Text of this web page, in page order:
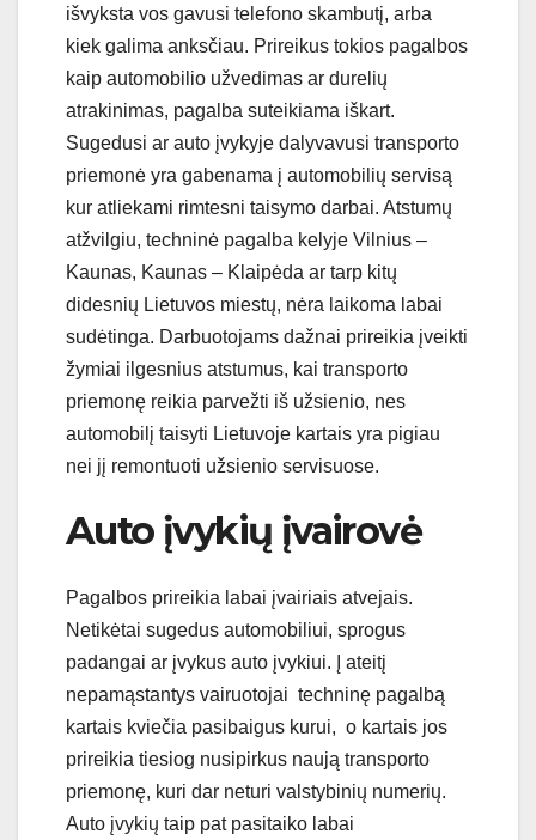
išvyksta vos gavusi telefono skambutį, arba
kiek galima anksčiau. Prireikus tokios pagalbos
kaip automobilio užvedimas ar durelių
atrakinimas, pagalba suteikiama iškart.
Sugedusi ar auto įvykyje dalyvavusi transporto
priemonė yra gabenama į automobilių servisą
kur atliekami rimtesni taisymo darbai. Atstumų
atžvilgiu, techninė pagalba kelyje Vilnius –
Kaunas, Kaunas – Klaipėda ar tarp kitų
didesnių Lietuvos miestų, nėra laikoma labai
sudėtinga. Darbuotojams dažnai prireikia įveikti
žymiai ilgesnius atstumus, kai transporto
priemonę reikia parvežti iš užsienio, nes
automobilį taisyti Lietuvoje kartais yra pigiau
nei jį remontuoti užsienio servisuose.
Auto įvykių įvairovė
Pagalbos prireikia labai įvairiais atvejais.
Netikėtai sugedus automobiliui, sprogus
padangai ar įvykus auto įvykiui. Į ateitį
nepamąstantys vairuotojai techninę pagalbą
kartais kviečia pasibaigus kurui, o kartais jos
prireikia tiesiog nusipirkus naują transporto
priemonę, kuri dar neturi valstybinių numerių.
Auto įvykių taip pat pasitaiko labai